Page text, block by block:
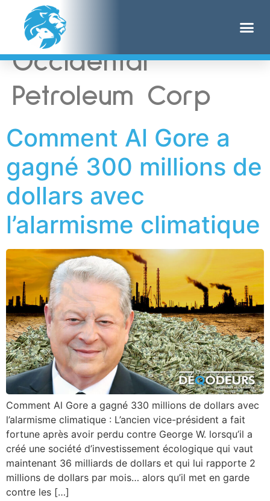
Étiquette :
Occidental
Petroleum Corp
Comment Al Gore a
gagné 300 millions de
dollars avec
l’alarmisme climatique
Comment Al Gore a gagné 330 millions de dollars avec
l’alarmisme climatique : L’ancien vice-président a fait
fortune après avoir perdu contre George W. lorsqu’il a
créé une société d’investissement écologique qui vaut
maintenant 36 milliards de dollars et qui lui rapporte 2
millions de dollars par mois… alors qu’il met en garde
contre les […]